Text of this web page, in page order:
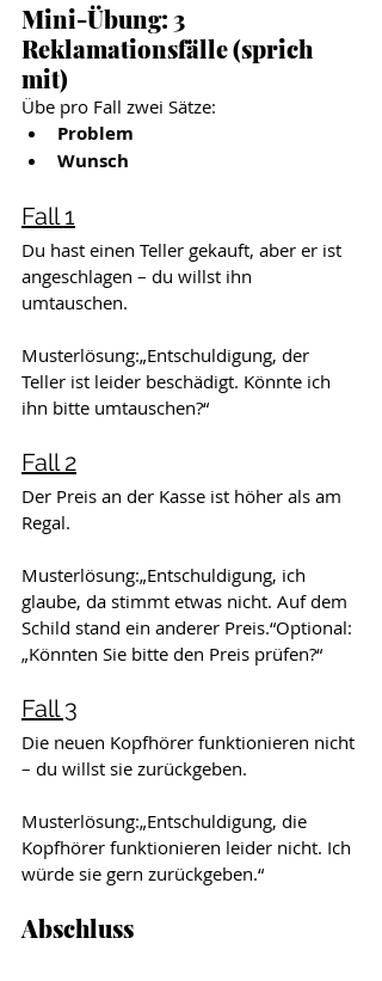
Mini-Übung: 3
Reklamationsfälle (sprich
mit)
Übe pro Fall zwei Sätze:
Problem
Wunsch
Fall 1
Du hast einen Teller gekauft, aber er ist
angeschlagen – du willst ihn
umtauschen.
Musterlösung:„Entschuldigung, der
Teller ist leider beschädigt. Könnte ich
ihn bitte umtauschen?“
Fall 2
Der Preis an der Kasse ist höher als am
Regal.
Musterlösung:„Entschuldigung, ich
glaube, da stimmt etwas nicht. Auf dem
Schild stand ein anderer Preis.“Optional:
„Könnten Sie bitte den Preis prüfen?“
Fall 3
Die neuen Kopfhörer funktionieren nicht
– du willst sie zurückgeben.
Musterlösung:„Entschuldigung, die
Kopfhörer funktionieren leider nicht. Ich
würde sie gern zurückgeben.“
Abschluss